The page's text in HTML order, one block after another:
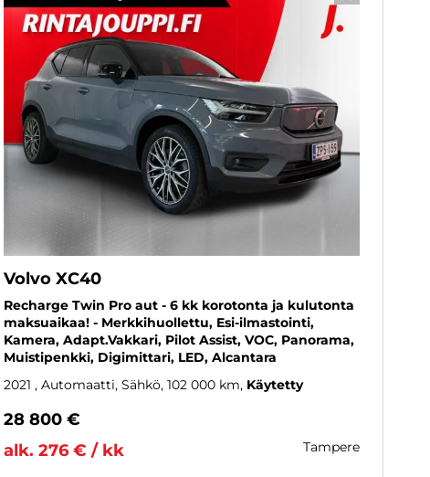
Volvo XC40
Recharge Twin Pro aut - 6 kk korotonta ja kulutonta
maksuaikaa! - Merkkihuollettu, Esi-ilmastointi,
Kamera, Adapt.Vakkari, Pilot Assist, VOC, Panorama,
Muistipenkki, Digimittari, LED, Alcantara
2021 , Automaatti, Sähkö, 102 000 km Käytetty
28 800 €
alk. 276 € / kk
tampere